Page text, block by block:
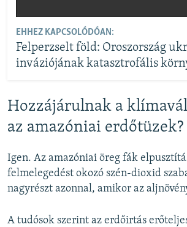
EHHEZ KAPCSOLÓDÓAN:
Felperzselt föld: Oroszország
inváziójának katasztrofális
Hozzájárulnak a
az amazóniai erdőtüzek?
Igen. Az amazóniai öreg fák
felmelegedést okozó szén-dioxid
nagyrészt azonnal, amikor az
A tudósok szerint az erdőirtás